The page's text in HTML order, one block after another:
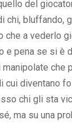
del
chi, bluffando,
che a vederlo
e pena se si è
che
cui diventano
chi gli sta
ma su una